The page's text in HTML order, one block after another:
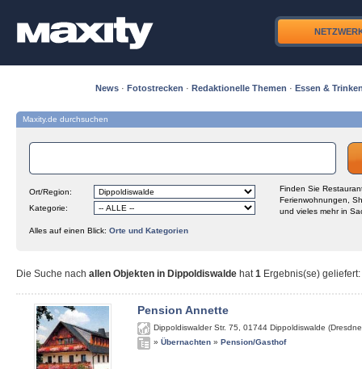
News · Fotostrecken · Redaktionelle Themen · Essen &
Maxity.de durchsuchen
Ort/Region:
Kategorie:
Finden Sie
Ferienwohnungen,
und vieles mehr in
Alles auf einen Blick: Orte und Kategorien
Die Suche nach allen Objekten in Dippoldiswalde hat1 Ergebnis(se) geliefert:
Pension Annette
Dippoldiswalder Str. 75 01744 Dippoldiswalde
» Übernachten » Pension/Gasthof